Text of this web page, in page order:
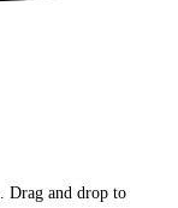
Drag and drop to